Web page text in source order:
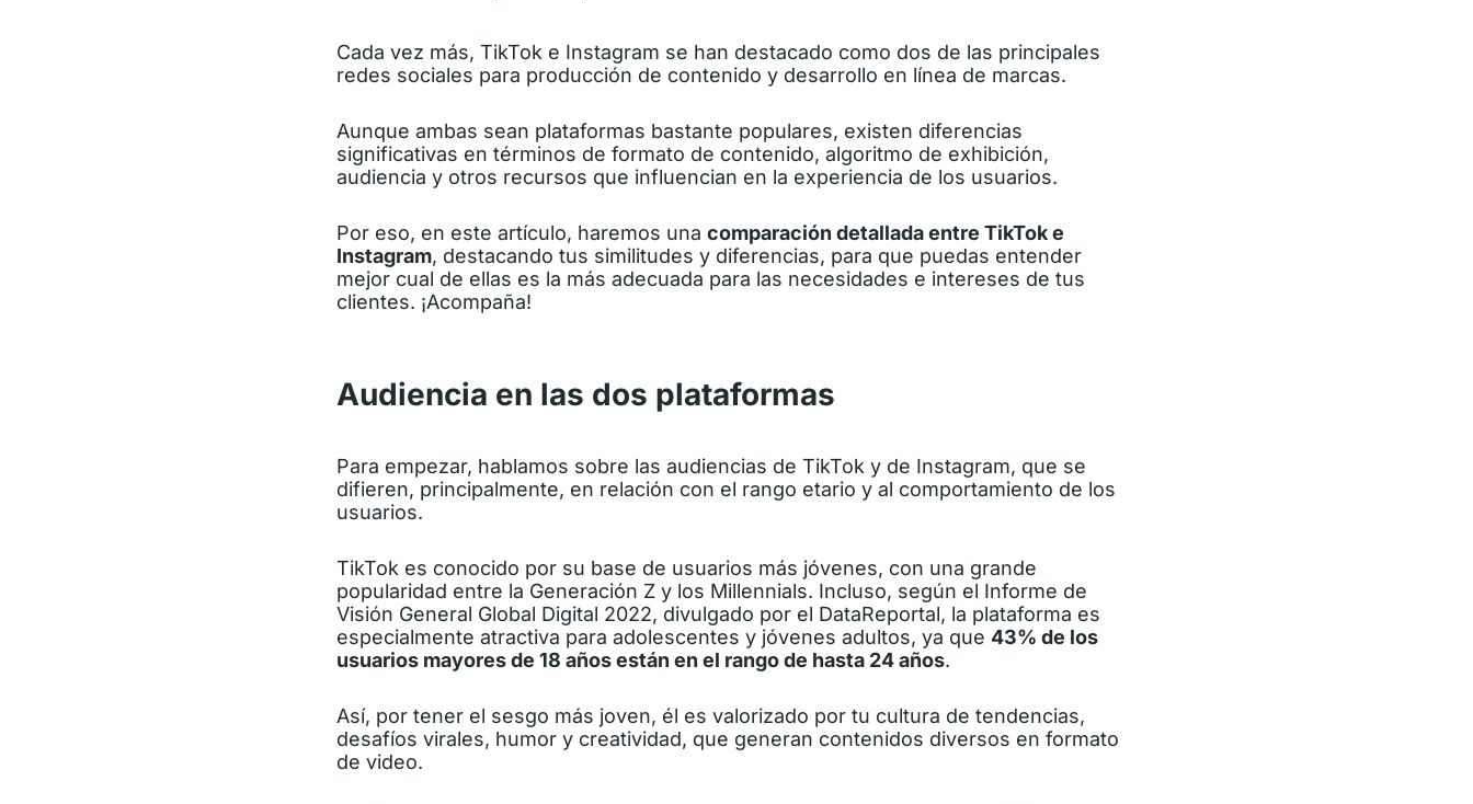
Cada vez más, TikTok e Instagram se han destacado como dos de las principales
redes sociales para producción de contenido y desarrollo en línea de marcas.
Aunque ambas sean plataformas bastante populares, existen diferencias
significativas en términos de formato de contenido, algoritmo de exhibición,
audiencia y otros recursos que influencian en la experiencia de los usuarios.
Por eso, en este artículo, haremos una comparación detallada entre TikTok e
Instagram, destacando tus similitudes y diferencias, para que puedas entender
mejor cual de ellas es la más adecuada para las necesidades e intereses de tus
clientes. ¡Acompaña!
Audiencia en las dos plataformas
Para empezar, hablamos sobre las audiencias de TikTok y de Instagram, que se
difieren, principalmente, en relación con el rango etario y al comportamiento de los
usuarios.
TikTok es conocido por su base de usuarios más jóvenes, con una grande
popularidad entre la Generación Z y los Millennials. Incluso, según el Informe de
Visión General Global Digital 2022, divulgado por el DataReportal, la plataforma es
especialmente atractiva para adolescentes y jóvenes adultos, ya que 43% de los
usuarios mayores de 18 años están en el rango de hasta 24 años.
Así, por tener el sesgo más joven, él es valorizado por tu cultura de tendencias,
desafíos virales, humor y creatividad, que generan contenidos diversos en formato
de video.